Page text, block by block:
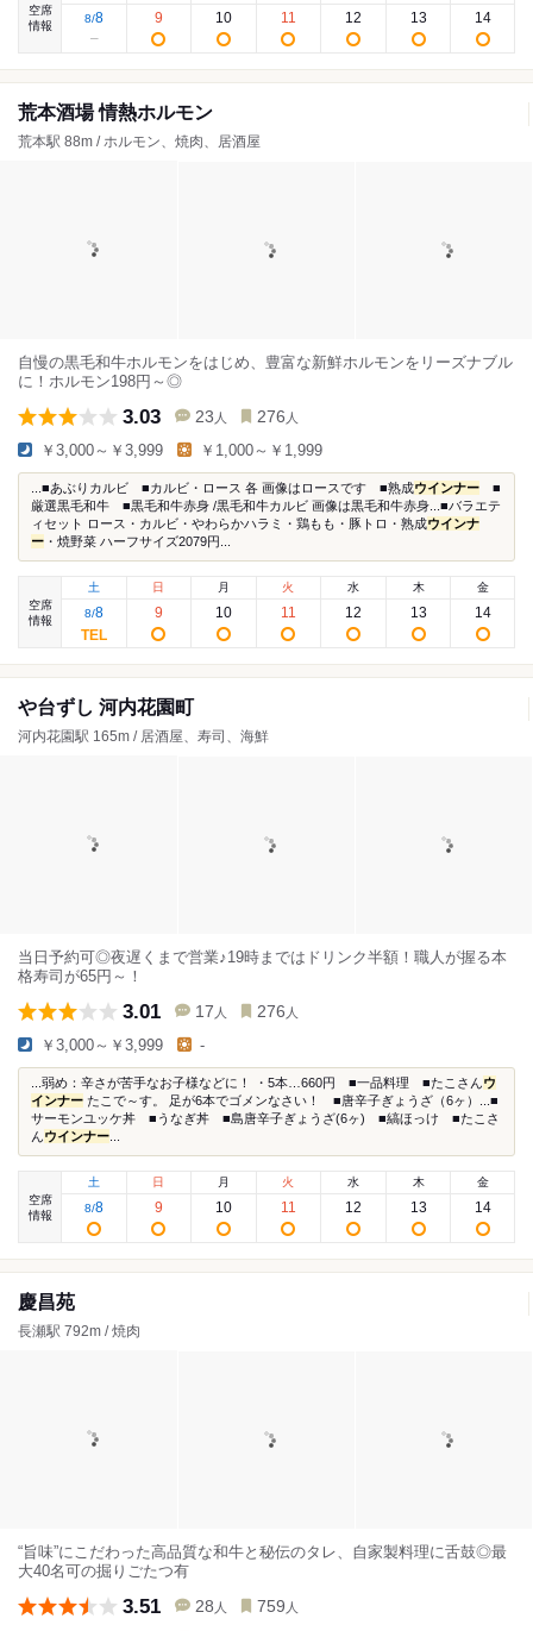
空席
情報
8/8 9 10 11 12 13 14
荒本酒場 情熱ホルモン
荒本駅 88m / ホルモン、焼肉、居酒屋
自慢の黒毛和牛ホルモンをはじめ、豊富な新鮮ホルモンをリーズナブル
に！ホルモン198円～◎
3.03 23 人 276 人
￥3,000～￥3,999 ￥1,000～￥1,999
...■あぶりカルビ ■カルビ・ロース 各 画像はロースです ■熟成ウインナー ■
厳選黒毛和牛 ■黒毛和牛赤身 /黒毛和牛カルビ 画像は黒毛和牛赤身...■バラエテ
ィセット ロース・カルビ・やわらかハラミ・鶏もも・豚トロ・熟成ウインナ
ー ・焼野菜 ハーフサイズ2079円...
空席
情報
土
8/8
日
9
月
10
火
11
水
12
木
13
金
14
や台ずし 河内花園町
河内花園駅 165m / 居酒屋、寿司、海鮮
当日予約可◎夜遅くまで営業♪19時まではドリンク半額！職人が握る本
格寿司が65円～！
3.01 17 人 276 人
￥3,000～￥3,999 -
...弱め：辛さが苦手なお子様などに！ ・5本…660円 ■一品料理 ■たこさんウ
インナー たこで～す。 足が6本でゴメンなさい！ ■唐辛子ぎょうざ（6ヶ）...■
サーモンユッケ丼 ■うなぎ丼 ■島唐辛子ぎょうざ(6ヶ) ■縞ほっけ ■たこさ
んウインナー
空席
情報
土
8/8
日
9
月
10
火
11
水
12
木
13
金
14
慶昌苑
長瀬駅 792m / 焼肉
“旨味”にこだわった高品質な和牛と秘伝のタレ、自家製料理に舌鼓◎最
大40名可の掘りごたつ有
3.51 28 人 759 人